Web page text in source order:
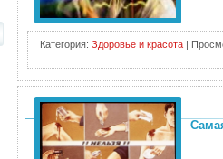
Категория: Здоровье и красота |